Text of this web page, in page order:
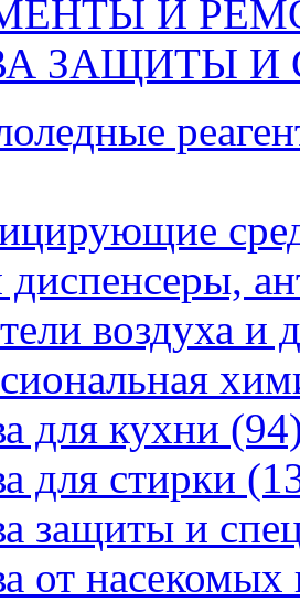
И
ЗАЩИТЫ
воздуха и
для кухни
для стирки
защиты и
от